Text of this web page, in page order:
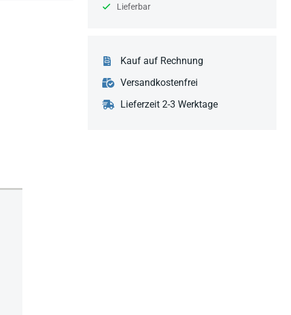
Lieferbar
Kauf auf Rechnung
Versandkostenfrei
Lieferzeit 2-3 Werktage